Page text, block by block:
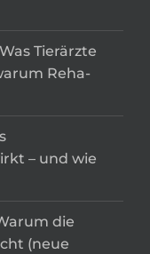
Tierärzte
Reha-
– und wie
die
(neue